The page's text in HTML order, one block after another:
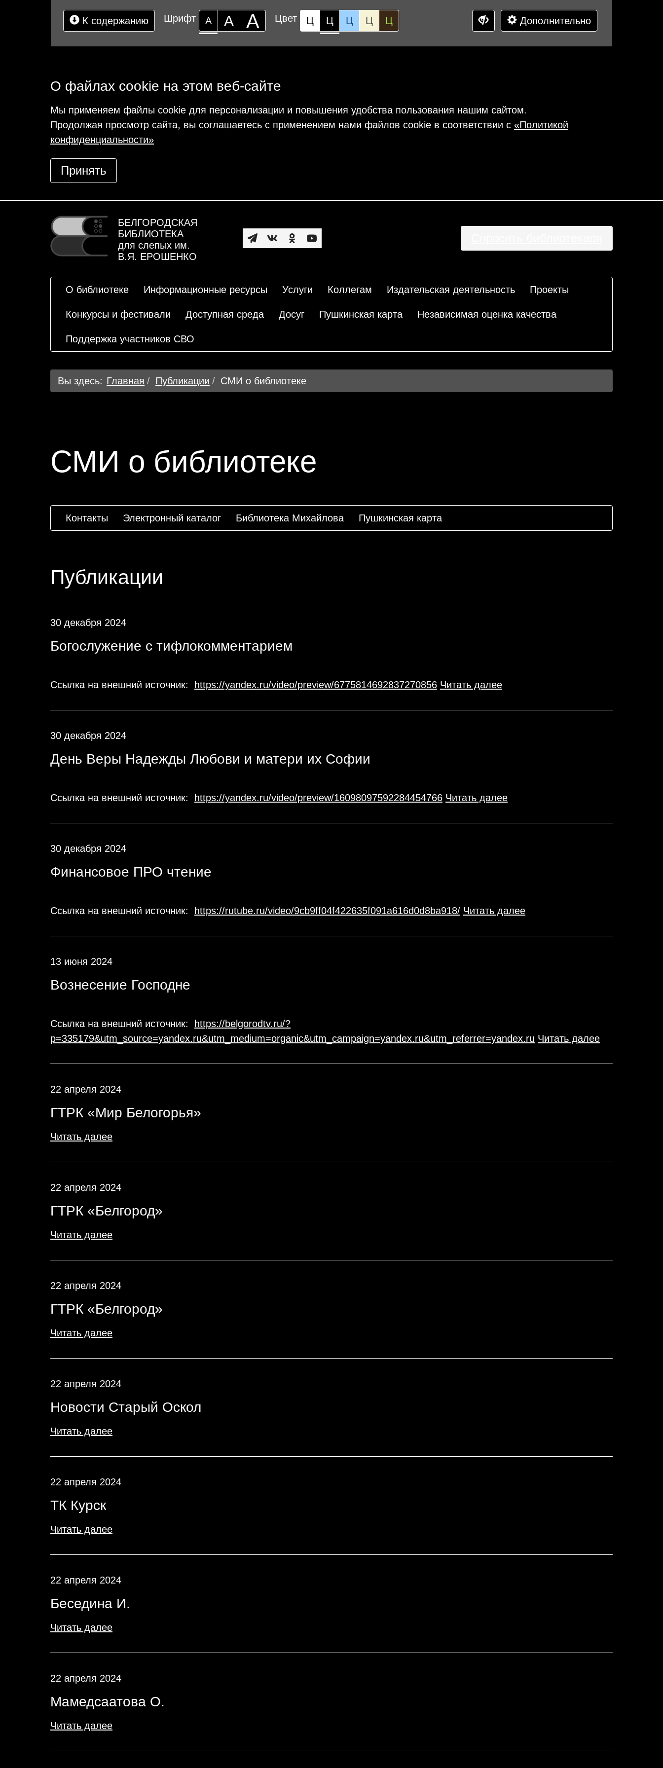
К содержанию Шрифт А А А Цвет Ц Ц Ц Ц Ц Дополнительно
О файлах cookie на этом веб-сайте
Мы применяем файлы cookie для персонализации и повышения удобства пользования нашим сайтом.
Продолжая просмотр сайта, вы соглашаетесь с применением нами файлов cookie в соответствии с «Политикой
конфиденциальности»
Принять
БЕЛГОРОДСКАЯ
БИБЛИОТЕКА
для слепых им.
В.Я. ЕРОШЕНКО
О библиотеке Информационные ресурсы Услуги Коллегам Издательская деятельность Проекты
Конкурсы и фестивали Доступная среда Досуг Пушкинская карта Независимая оценка качества
Поддержка участников СВО
Вы здесь: Главная Публикации СМИ о библиотеке
СМИ о библиотеке
Контакты Электронный каталог Библиотека Михайлова Пушкинская карта
Публикации
30 декабря 2024
Богослужение с тифлокомментарием
Ссылка на внешний источник: https://yandex.ru/video/preview/6775814692837270856 Читать далее
30 декабря 2024
День Веры Надежды Любови и матери их Софии
Ссылка на внешний источник: https://yandex.ru/video/preview/16098097592284454766 Читать далее
30 декабря 2024
Финансовое ПРО чтение
Ссылка на внешний источник: https://rutube.ru/video/9cb9ff04f422635f091a616d0d8ba918/ Читать далее
13 июня 2024
Вознесение Господне
Ссылка на внешний источник:
https://belgorodtv.ru/?
p=335179&utm_source=yandex.ru&utm_medium=organic&utm_campaign=yandex.ru&utm_referrer=yandex.ru Читать далее
22 апреля 2024
ГТРК «Мир Белогорья»
Читать далее
22 апреля 2024
ГТРК «Белгород»
Читать далее
22 апреля 2024
ГТРК «Белгород»
Читать далее
22 апреля 2024
Новости Старый Оскол
Читать далее
22 апреля 2024
ТК Курск
Читать далее
22 апреля 2024
Беседина И.
Читать далее
22 апреля 2024
Мамедсаатова О.
Читать далее